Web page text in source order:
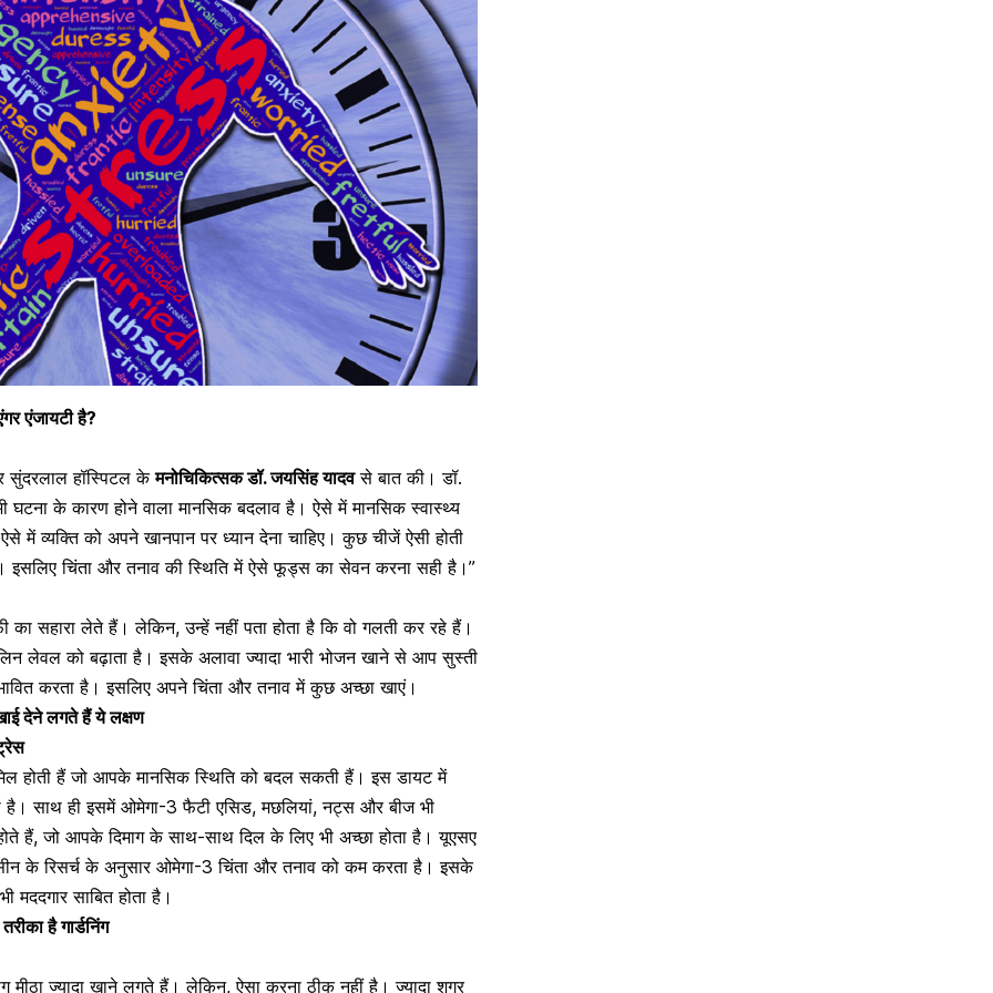
एंजायटी है?
सुंदरलाल हॉस्पिटल केमनोचिकित्सक डॉ. जयसिंह यादवसे बात की। डॉ.
घटना के कारण होने वालामानसिक बदलाव है। ऐसे में मानसिक स्वास्थ्य
ऐसे में व्यक्ति को अपनेखानपान पर ध्यान देना चाहिए। कुछ चीजें ऐसी होती
इसलिए चिंता और तनाव की स्थिति में ऐसे फूड्स का सेवन करना सही है।”
का सहारा लेते हैं। लेकिन, उन्हें नहीं पता होता है कि वो गलती कर रहे हैं।
लेवल को बढ़ाता है। इसके अलावा ज्यादा भारी भोजन खाने से आप सुस्ती
करता है। इसलिए अपने चिंता और तनाव में कुछ अच्छा खाएं।
देने लगते हैं ये लक्षण
होती हैं जो आपके मानसिक स्थिति को बदल सकती हैं। इस डायट में
है। साथ ही इसमें ओमेगा-3 फैटी एसिड, मछलियां, नट्स और बीज भी
हैं, जो आपके दिमाग के साथ-साथ दिल के लिए भी अच्छा होता है। यूएसए
के रिसर्च के अनुसार ओमेगा-3 चिंता और तनाव को कम करता है। इसके
साबित होता है।
है गार्डनिंग
मीठा ज्यादा खाने लगते हैं। लेकिन, ऐसा करना ठीक नहीं है। ज्यादाशुगर